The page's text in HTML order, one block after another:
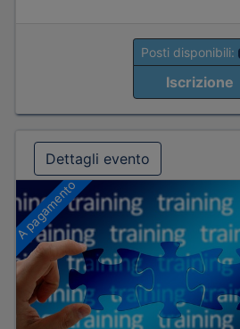
Posti disponibili:
Iscrizione
Dettagli evento
A pagamento